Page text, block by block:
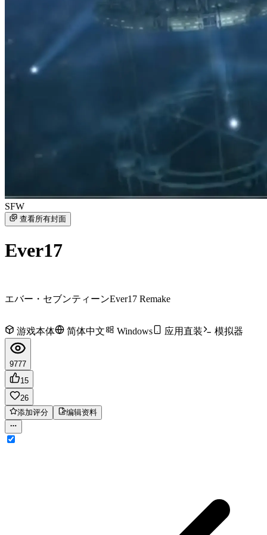
SFW
查看所有封面
Ever17
エバー・セブンティーンEver17 Remake
游戏本体 简体中文 Windows 应用直装 模拟器
9777
15
26
添加评分
编辑资料